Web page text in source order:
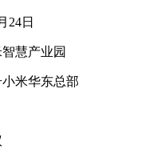
24日
慧产业园
米华东总部